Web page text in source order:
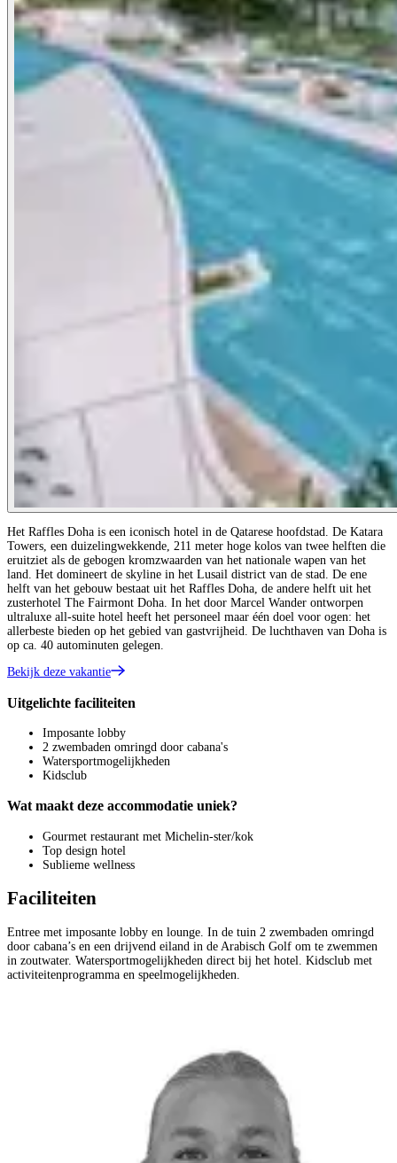
Het Raffles Doha is een iconisch hotel in de Qatarese hoofdstad. De Katara
Towers, een duizelingwekkende, 211 meter hoge kolos van twee helften die
eruitziet als de gebogen kromzwaarden van het nationale wapen van het
land. Het domineert de skyline in het Lusail district van de stad. De ene
helft van het gebouw bestaat uit het Raffles Doha, de andere helft uit het
zusterhotel The Fairmont Doha. In het door Marcel Wander ontworpen
ultraluxe all-suite hotel heeft het personeel maar één doel voor ogen: het
allerbeste bieden op het gebied van gastvrijheid. De luchthaven van Doha is
op ca. 40 autominuten gelegen.
Bekijk deze vakantie
Uitgelichte faciliteiten
Imposante lobby
2 zwembaden omringd door cabana's
Watersportmogelijkheden
Kidsclub
Wat maakt deze accommodatie uniek?
Gourmet restaurant met Michelin-ster/kok
Top design hotel
Sublieme wellness
Faciliteiten
Entree met imposante lobby en lounge. In de tuin 2 zwembaden omringd
door cabana’s en een drijvend eiland in de Arabisch Golf om te zwemmen
in zoutwater. Watersportmogelijkheden direct bij het hotel. Kidsclub met
activiteitenprogramma en speelmogelijkheden.